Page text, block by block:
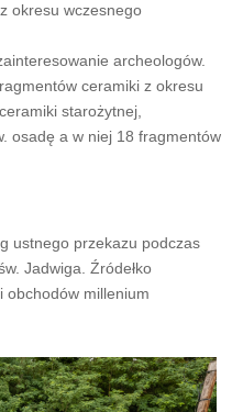
okresu wczesnego
archeologów.
ceramiki z okresu
starożytnej,
osadę a w niej 18 fragmentów
ustnego przekazu podczas
Jadwiga. Źródełko
obchodów millenium